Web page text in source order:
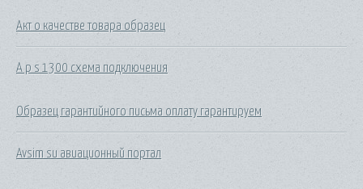
Акт о качестве товара образец
A p s 1300 схема подключения
Образец гарантийного письма оплату гарантируем
Avsim su авиационный портал